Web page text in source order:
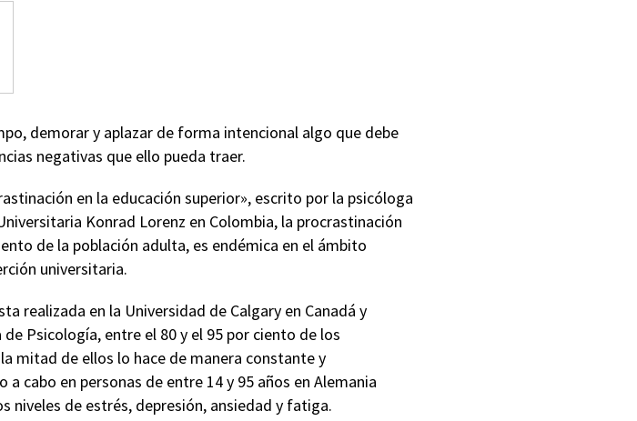
demorar y aplazar de forma intencional algo que debe
negativas que ello pueda traer.
en la educación superior», escrito por la psicóloga
Konrad Lorenz en Colombia, la procrastinación
de la población adulta, es endémica en el ámbito
universitaria.
realizada en la Universidad de Calgary en Canadá y
Psicología, entre el 80 y el 95 por ciento de los
mitad de ellos lo hace de manera constante y
cabo en personas de entre 14 y 95 años en Alemania
niveles de estrés, depresión, ansiedad y fatiga.